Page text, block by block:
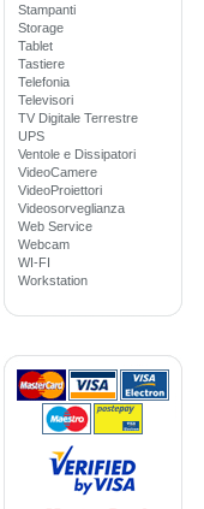
Stampanti
Storage
Tablet
Tastiere
Telefonia
Televisori
TV Digitale Terrestre
UPS
Ventole e Dissipatori
VideoCamere
VideoProiettori
Videosorveglianza
Web Service
Webcam
WI-FI
Workstation